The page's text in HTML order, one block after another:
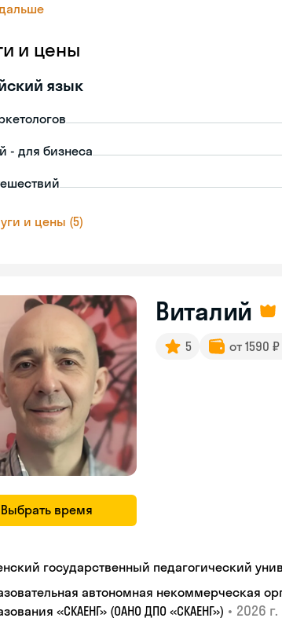
и цены
язык
- для бизнеса
и цены (5)
Выбрать время
Виталий
5 от 1590
государственный педагогический
автономная некоммерческая
«СКАЕНГ» (ОАНО ДПО «СКАЕНГ») • 2026 г.